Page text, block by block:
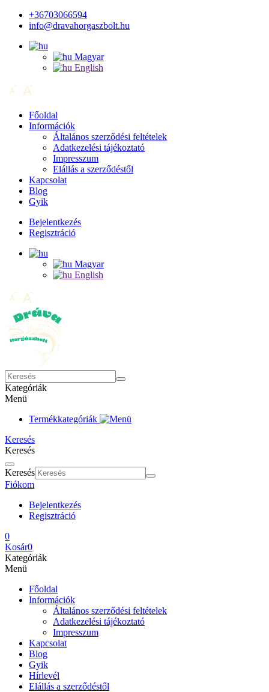
+36703066594
info@dravahorgaszbolt.hu
Magyar
English
Főoldal
Információk
Általános szerződési feltételek
Adatkezelési tájékoztató
Impresszum
Elállás a szerződéstől
Kapcsolat
Blog
Gyik
Bejelentkezés
Regisztráció
Magyar
English
Kategóriák
Menü
Termékkategóriák
Keresés
Keresés
Keresés
Fiókom
Bejelentkezés
Regisztráció
0
Kosár0
Kategóriák
Menü
Főoldal
Információk
Általános szerződési feltételek
Adatkezelési tájékoztató
Impresszum
Kapcsolat
Blog
Gyik
Hírlevél
Elállás a szerződéstől